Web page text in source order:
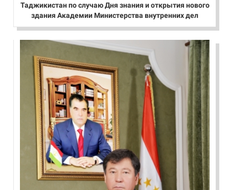
Таджикистан по случаю Дня знания и открытия нового
здания Академии Министерства внутренних дел